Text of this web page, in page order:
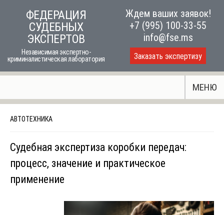
ФЕДЕРАЦИЯ
СУДЕБНЫХ
ЭКСПЕРТОВ
Независимая экспертно-
криминалистическая лаборатория
Ждем ваших заявок!
+7 (995) 100-33-55
info@fse.ms
Заказать экспертизу
МЕНЮ
АВТОТЕХНИКА
Судебная экспертиза коробки передач:
процесс, значение и практическое
применение